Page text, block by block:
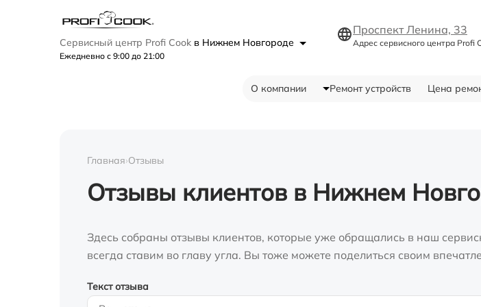
Сервисный центр Profi Cook в Нижнем Новгороде
Ежедневно с 9:00 до 21:00
Проспект Ленина, 33
Адрес сервисного центра Profi
О компании Ремонт устройств Цена
Главная›Отзывы
Отзывы клиентов в Нижнем
Здесь собраны отзывы клиентов, которые уже обращались в наш
всегда ставим во главу угла. Вы тоже можете поделиться своим
Текст отзыва